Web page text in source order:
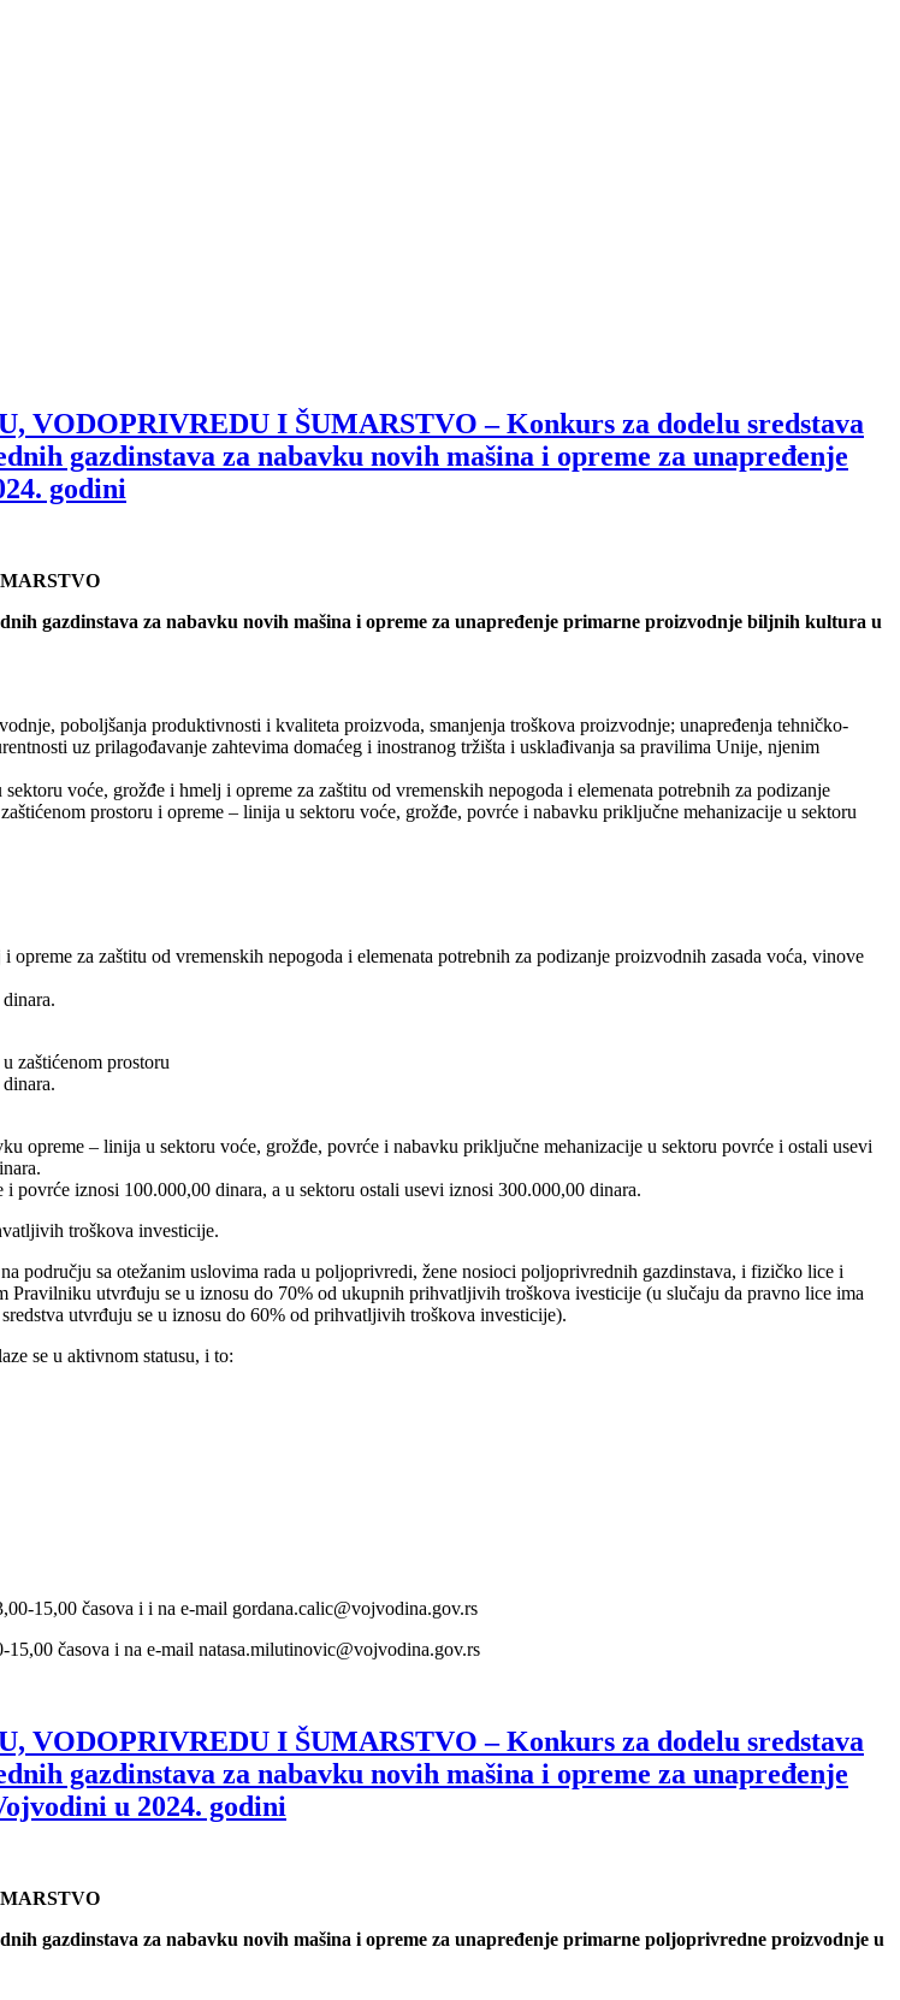
I ŠUMARSTVO – Konkurs za dodelu sredstava
gazdinstava za nabavku novih mašina i opreme za unapređenje
godini
gazdinstava za nabavku novih mašina i opreme za unapređenje primarne proizvodnje biljnih kultura u
poboljšanja produktivnosti i kvaliteta proizvoda, smanjenja troškova proizvodnje; unapređenja tehničko-
uz prilagođavanje zahtevima domaćeg i inostranog tržišta i usklađivanja sa pravilima Unije, njenim
voće, grožđe i hmelj i opreme za zaštitu od vremenskih nepogoda i elemenata potrebnih za podizanje
prostoru i opreme – linija u sektoru voće, grožđe, povrće i nabavku priključne mehanizacije u sektoru
za zaštitu od vremenskih nepogoda i elemenata potrebnih za podizanje proizvodnih zasada voća, vinove
zaštićenom prostoru
opreme – linija u sektoru voće, grožđe, povrće i nabavku priključne mehanizacije u sektoru povrće i ostali usevi
iznosi 100.000,00 dinara, a u sektoru ostali usevi iznosi 300.000,00 dinara.
troškova investicije.
području sa otežanim uslovima rada u poljoprivredi, žene nosioci poljoprivrednih gazdinstava, i fizičko lice i
utvrđuju se u iznosu do 70% od ukupnih prihvatljivih troškova ivesticije (u slučaju da pravno lice ima
utvrđuju se u iznosu do 60% od prihvatljivih troškova investicije).
se u aktivnom statusu, i to:
15,00 časova i i na e-mail gordana.calic@vojvodina.gov.rs
časova i na e-mail natasa.milutinovic@vojvodina.gov.rs
I ŠUMARSTVO – Konkurs za dodelu sredstava
gazdinstava za nabavku novih mašina i opreme za unapređenje
u 2024. godini
gazdinstava za nabavku novih mašina i opreme za unapređenje primarne poljoprivredne proizvodnje u